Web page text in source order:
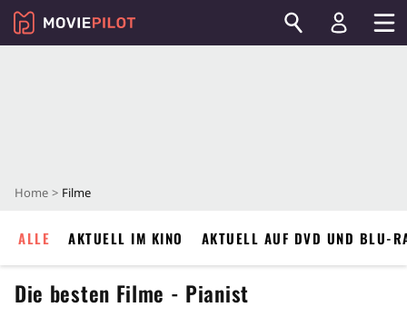
Home Filme
ALLE AKTUELL IM KINO AKTUELL AUF DVD UND BLU-
Die besten Filme - Pianist